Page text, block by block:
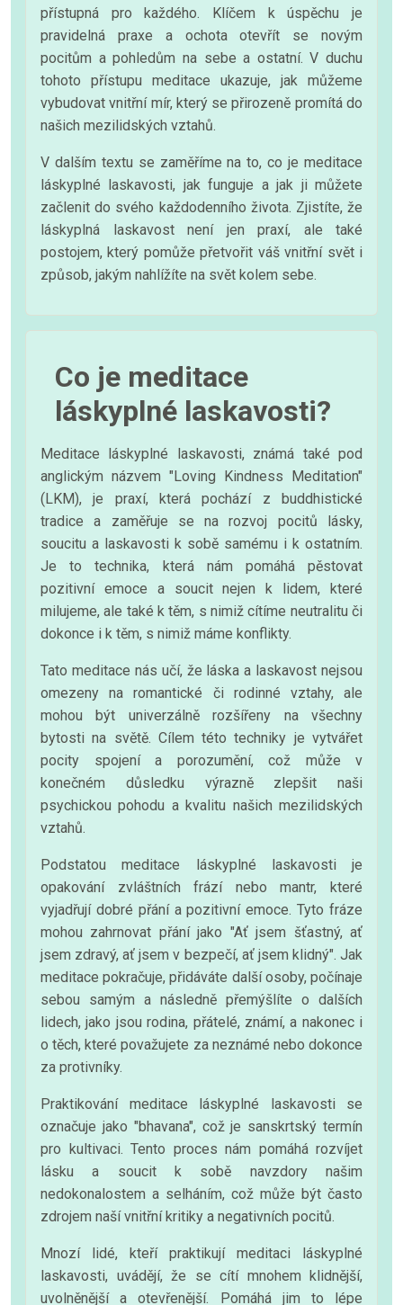
přístupná pro každého. Klíčem k úspěchu je
pravidelná praxe a ochota otevřít se novým
pocitům a pohledům na sebe a ostatní. V duchu
tohoto přístupu meditace ukazuje, jak můžeme
vybudovat vnitřní mír, který se přirozeně promítá do
našich mezilidských vztahů.
V dalším textu se zaměříme na to, co je meditace
láskyplné laskavosti, jak funguje a jak ji můžete
začlenit do svého každodenního života. Zjistíte, že
láskyplná laskavost není jen praxí, ale také
postojem, který pomůže přetvořit váš vnitřní svět i
způsob, jakým nahlížíte na svět kolem sebe.
Co je meditace
láskyplné laskavosti?
Meditace láskyplné laskavosti, známá také pod
anglickým názvem "Loving Kindness Meditation"
(LKM), je praxí, která pochází z buddhistické
tradice a zaměřuje se na rozvoj pocitů lásky,
soucitu a laskavosti k sobě samému i k ostatním.
Je to technika, která nám pomáhá pěstovat
pozitivní emoce a soucit nejen k lidem, které
milujeme, ale také k těm, s nimiž cítíme neutralitu či
dokonce i k těm, s nimiž máme konflikty.
Tato meditace nás učí, že láska a laskavost nejsou
omezeny na romantické či rodinné vztahy, ale
mohou být univerzálně rozšířeny na všechny
bytosti na světě. Cílem této techniky je vytvářet
pocity spojení a porozumění, což může v
konečném důsledku výrazně zlepšit naši
psychickou pohodu a kvalitu našich mezilidských
vztahů.
Podstatou meditace láskyplné laskavosti je
opakování zvláštních frází nebo mantr, které
vyjadřují dobré přání a pozitivní emoce. Tyto fráze
mohou zahrnovat přání jako "Ať jsem šťastný, ať
jsem zdravý, ať jsem v bezpečí, ať jsem klidný". Jak
meditace pokračuje, přidáváte další osoby, počínaje
sebou samým a následně přemýšlíte o dalších
lidech, jako jsou rodina, přátelé, známí, a nakonec i
o těch, které považujete za neznámé nebo dokonce
za protivníky.
Praktikování meditace láskyplné laskavosti se
označuje jako "bhavana", což je sanskrtský termín
pro kultivaci. Tento proces nám pomáhá rozvíjet
lásku a soucit k sobě navzdory našim
nedokonalostem a selháním, což může být často
zdrojem naší vnitřní kritiky a negativních pocitů.
Mnozí lidé, kteří praktikují meditaci láskyplné
laskavosti, uvádějí, že se cítí mnohem klidnější,
uvolněnější a otevřenější. Pomáhá jim to lépe